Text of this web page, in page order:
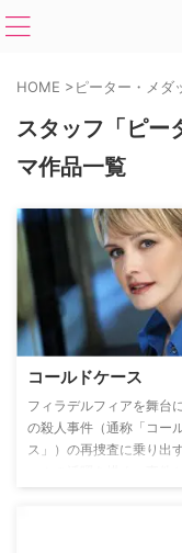
HOME >ピーター・メダ
スタッフ「ピー
マ作品一覧
コールドケース
フィラデルフィアを舞台
の殺人事件（通称「コー
ス」）の再捜査に乗り出
当時のヒット曲を劇中で